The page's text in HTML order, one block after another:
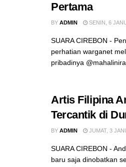
Pertama
BY ADMIN SENIN, 6
SUARA CIREBON -
perhatian warganet
pribadinya
Artis Filipina
Tercantik di
BY ADMIN JUMAT, 3
SUARA CIREBON -
baru saja dinobatkan